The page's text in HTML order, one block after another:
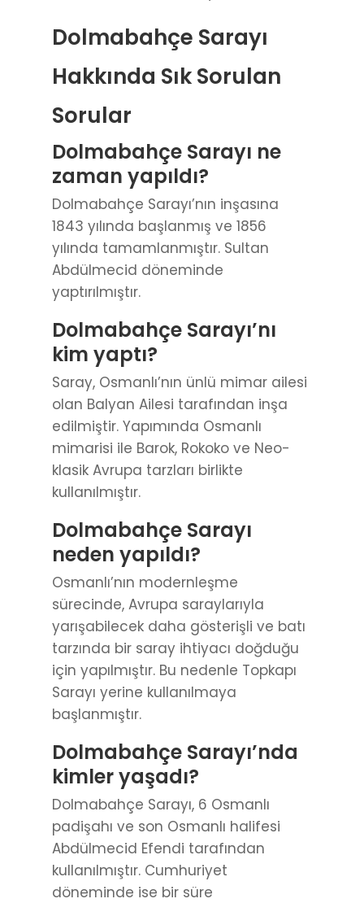
Dolmabahçe Sarayı
Hakkında Sık Sorulan
Sorular
Dolmabahçe Sarayı ne
zaman yapıldı?
Dolmabahçe Sarayı’nın inşasına
1843 yılında başlanmış ve 1856
yılında tamamlanmıştır. Sultan
Abdülmecid döneminde
yaptırılmıştır.
Dolmabahçe Sarayı’nı
kim yaptı?
Saray, Osmanlı’nın ünlü mimar ailesi
olan Balyan Ailesi tarafından inşa
edilmiştir. Yapımında Osmanlı
mimarisi ile Barok, Rokoko ve Neo-
klasik Avrupa tarzları birlikte
kullanılmıştır.
Dolmabahçe Sarayı
neden yapıldı?
Osmanlı’nın modernleşme
sürecinde, Avrupa saraylarıyla
yarışabilecek daha gösterişli ve batı
tarzında bir saray ihtiyacı doğduğu
için yapılmıştır. Bu nedenle Topkapı
Sarayı yerine kullanılmaya
başlanmıştır.
Dolmabahçe Sarayı’nda
kimler yaşadı?
Dolmabahçe Sarayı, 6 Osmanlı
padişahı ve son Osmanlı halifesi
Abdülmecid Efendi tarafından
kullanılmıştır. Cumhuriyet
döneminde ise bir süre